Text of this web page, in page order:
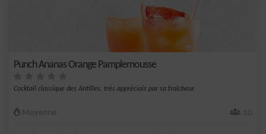
Punch Ananas Orange Pamplemousse
Cocktail classique des Antilles, très appréciais par sa fraîcheur.
Moyenne 10